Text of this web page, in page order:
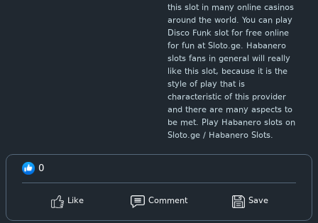
this slot in many online casinos
around the world. You can play
Disco Funk slot for free online
for fun at Sloto.ge. Habanero
slots fans in general will really
like this slot, because it is the
style of play that is
characteristic of this provider
and there are many aspects to
be met. Play Habanero slots on
Sloto.ge / Habanero Slots.
0
Like Comment Save